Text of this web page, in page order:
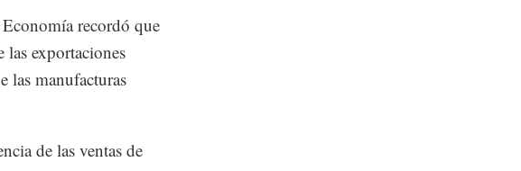
recordó que
las exportaciones
las manufacturas
de las ventas de